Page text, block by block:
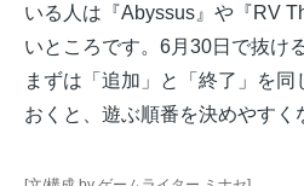
いる人は『Abyssus』や『RV
いところです。6月30日で抜け
まずは「追加」と「終了」を同
おくと、遊ぶ順番を決めやすく